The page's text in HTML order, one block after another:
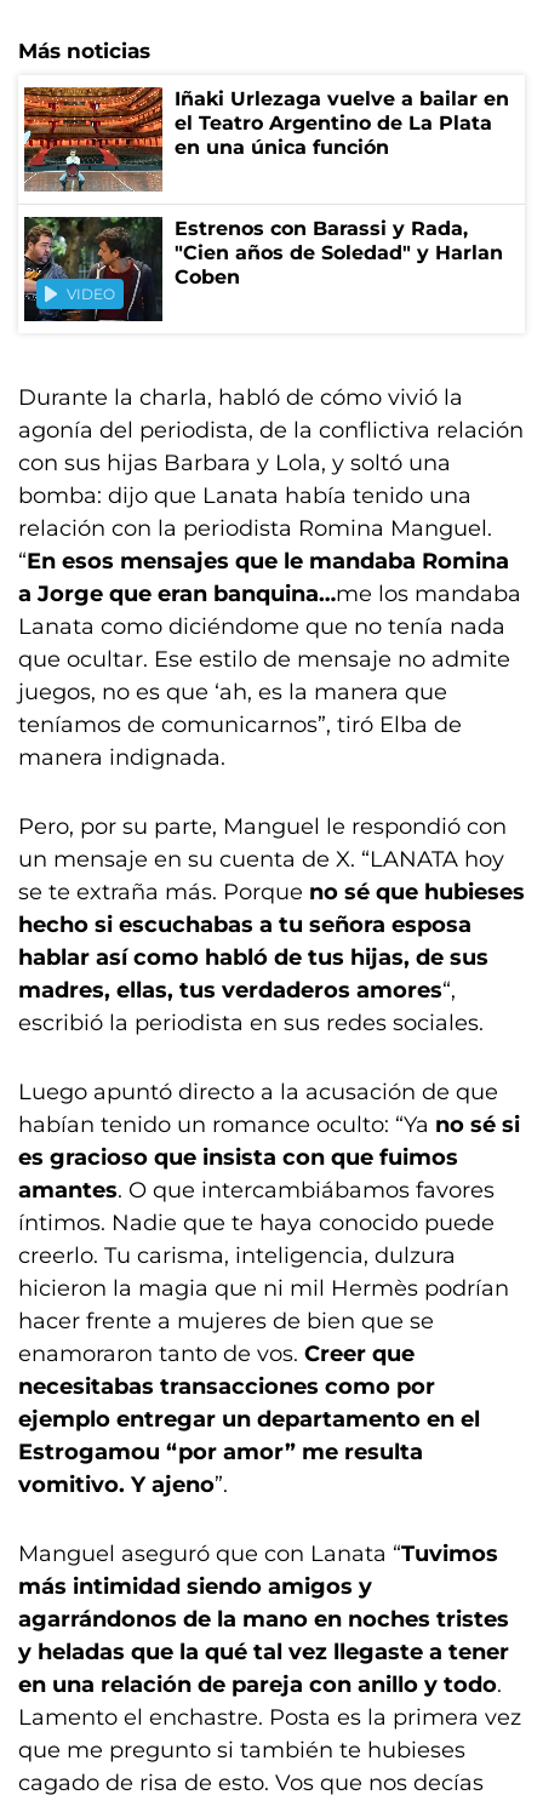
Más noticias
Iñaki Urlezaga vuelve a bailar en
el Teatro Argentino de La Plata
en una única función
VIDEO
Estrenos con Barassi y Rada,
"Cien años de Soledad" y Harlan
Coben
Durante la charla, habló de cómo vivió la
agonía del periodista, de la conflictiva relación
con sus hijas Barbara y Lola, y soltó una
bomba: dijo que Lanata había tenido una
relación con la periodista Romina Manguel.
“En esos mensajes que le mandaba Romina
a Jorge que eran banquina…me los mandaba
Lanata como diciéndome que no tenía nada
que ocultar. Ese estilo de mensaje no admite
juegos, no es que ‘ah, es la manera que
teníamos de comunicarnos”, tiró Elba de
manera indignada.
Pero, por su parte, Manguel le respondió con
un mensaje en su cuenta de X. “LANATA hoy
se te extraña más. Porque no sé que hubieses
hecho si escuchabas a tu señora esposa
hablar así como habló de tus hijas, de sus
madres, ellas, tus verdaderos amores“,
escribió la periodista en sus redes sociales.
Luego apuntó directo a la acusación de que
habían tenido un romance oculto: “Ya no sé si
es gracioso que insista con que fuimos
amantes. O que intercambiábamos favores
íntimos. Nadie que te haya conocido puede
creerlo. Tu carisma, inteligencia, dulzura
hicieron la magia que ni mil Hermès podrían
hacer frente a mujeres de bien que se
enamoraron tanto de vos. Creer que
necesitabas transacciones como por
ejemplo entregar un departamento en el
Estrogamou “por amor” me resulta
vomitivo. Y ajeno”.
Manguel aseguró que con Lanata “Tuvimos
más intimidad siendo amigos y
agarrándonos de la mano en noches tristes
y heladas que la qué tal vez llegaste a tener
en una relación de pareja con anillo y todo.
Lamento el enchastre. Posta es la primera vez
que me pregunto si también te hubieses
cagado de risa de esto. Vos que nos decías